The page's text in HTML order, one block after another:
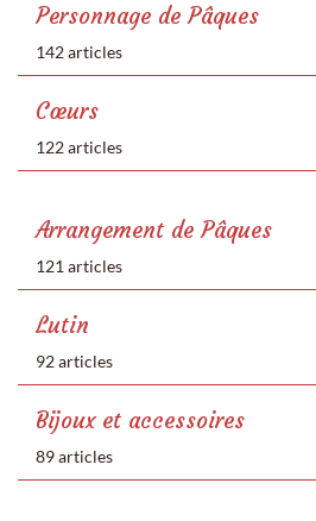
Personnage de Pâques
142 articles
Cœurs
122 articles
Arrangement de Pâques
121 articles
Lutin
92 articles
Bijoux et accessoires
89 articles